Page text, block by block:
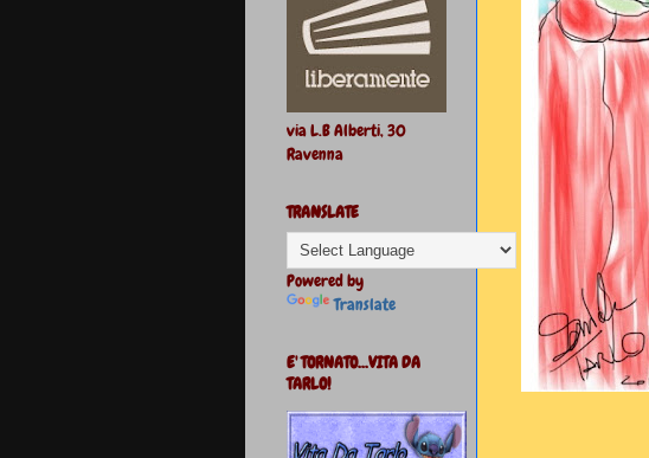
via L.B Alberti, 30
Ravenna
TRANSLATE
Powered by
Translate
E' TORNATO...VITA DA
TARLO!